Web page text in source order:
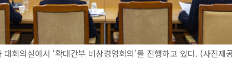
회의실에서 ‘확대간부 비상경영회의’를 진행하고 있다. (사진제